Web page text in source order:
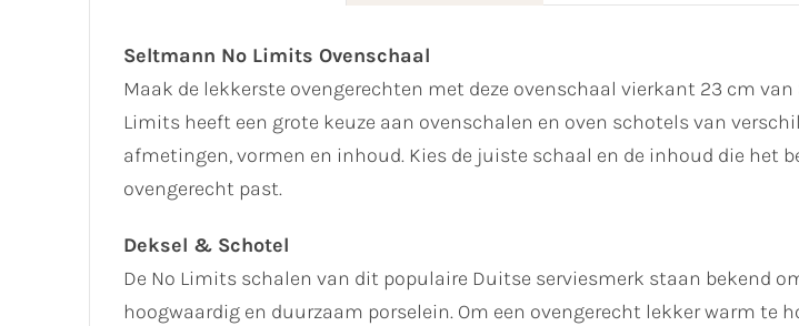
Seltmann No Limits Ovenschaal
Maak de lekkerste ovengerechten met deze ovenschaal vierkant 23 cm van
Limits heeft een grote keuze aan ovenschalen en oven schotels van
afmetingen, vormen en inhoud. Kies de juiste schaal en de inhoud die het
ovengerecht past.
Deksel & Schotel
De No Limits schalen van dit populaire Duitse serviesmerk staan bekend
hoogwaardig en duurzaam porselein. Om een ovengerecht lekker warm te